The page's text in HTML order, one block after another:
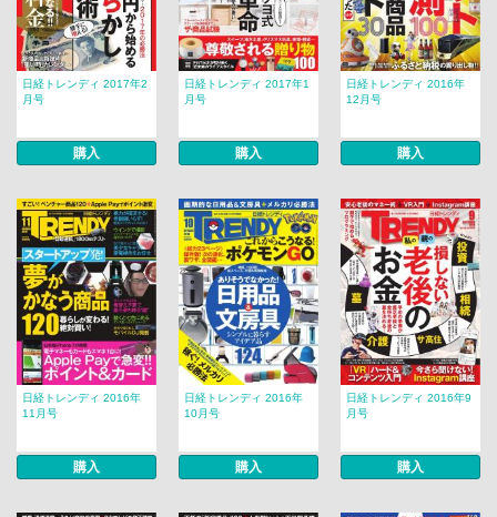
日経トレンディ 2017年2
月号
購入
日経トレンディ 2017年1
月号
購入
日経トレンディ 2016年
12月号
購入
日経トレンディ 2016年
11月号
購入
日経トレンディ 2016年
10月号
購入
日経トレンディ 2016年9
月号
購入